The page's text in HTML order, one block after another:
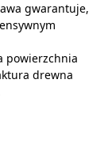
gwarantuje,
powierzchnia
drewna